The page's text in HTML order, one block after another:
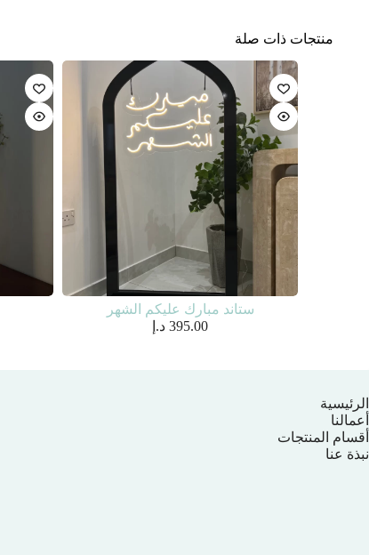
منتجات ذات صلة
ستاند مبارك عليكم الشهر
395.00 د.إ
الرئيسية
أعمالنا
أقسام المنتجات
نبذة عنا